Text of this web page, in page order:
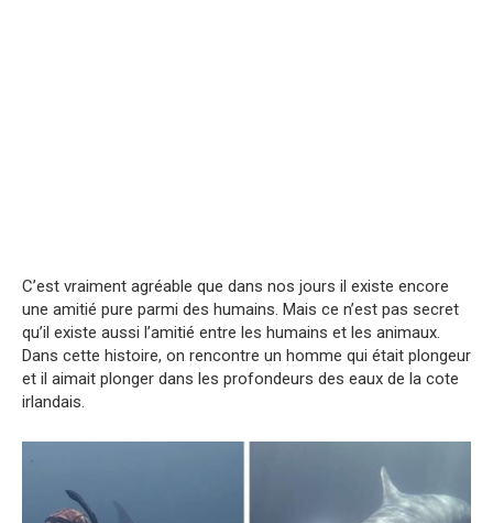
C’est vraiment agréable que dans nos jours il existe encore
une amitié pure parmi des humains. Mais ce n’est pas secret
qu’il existe aussi l’amitié entre les humains et les animaux.
Dans cette histoire, on rencontre un homme qui était plongeur
et il aimait plonger dans les profondeurs des eaux de la cote
irlandais.